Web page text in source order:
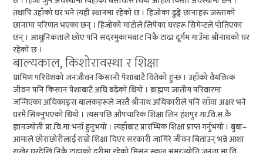
तथापि उहाँको घर भने त्यही स्थानमा रहेको छ । हिजोका ढुङ्गे छानाहरू जस्ताको
छानामा परिणत भएका छन् । हिजोको माटोले लिपेका घरहरू सिमेन्टले पोतिएका
छन् । आधुनिकताले छोए पनि सदरमुकामबाट निकै टाढा दूर्गम गाउँमा श्रीनाथको घर
रहेको छ ।
बाल्यकाल, किशोरावस्था र शिक्षा
ग्रामिण परिवेशको जनजीवन किसानी पेशाबाटै वितेको हुन्छ । उहाँको वैयक्तिक
जीवन पनि किसान पेशाबाटै अघि बढेको थियो । ब्राह्मण जातीय परिवारमा
जन्मिएका अधिकाङ्स बालकहरूले जस्तै श्रीनाथ अधिकारीले पनि साँवा अक्षर भने
घरमै सिक्नुभएको थियो । त्यसपछि औपचारिक शिक्षा लिन हंशपुर गा.वि.स.कै
ज्ञानज्योती प्रा.वि.मा भर्ना हुनुभयो । त्यहाँबाट प्रारम्भिक शिक्षा प्राप्त गर्नुभयो । बुबा–
आमाले छोराछोरीलाई राम्रो शिक्षा दिएर सरकारी जागिरे जीवन बिताउन् भन्ने आशा